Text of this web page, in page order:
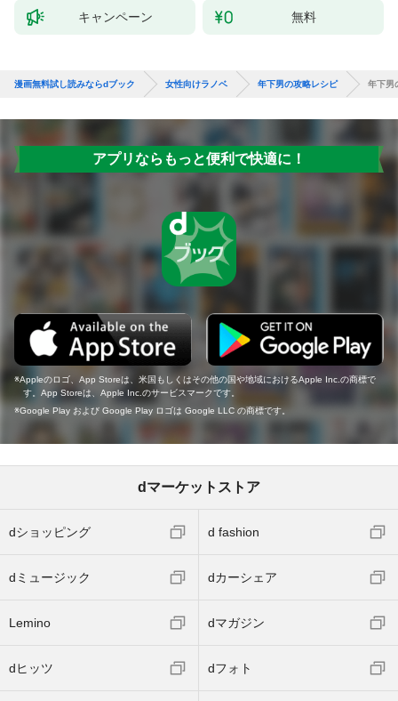
キャンペーン 無料
漫画無料試し読みならdブック 女性向けラノベ 年下男の攻略レシピ 年下男
アプリならもっと便利で快適に！
Appleのロゴ、App Storeは、米国もしくはその他の国や地域におけるApple Inc.の商標で
す。App Storeは、Apple Inc.のサービスマークです。
Google Play および Google Play ロゴは Google LLC の商標です。
dマーケットストア
dショッピング d fashion
dミュージック dカーシェア
Lemino dマガジン
dヒッツ dフォト